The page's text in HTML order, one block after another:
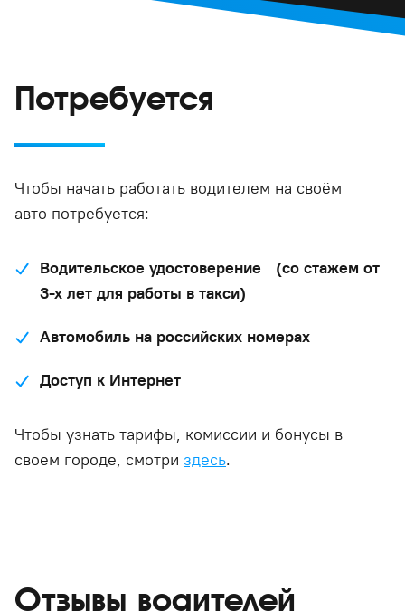
Потребуется
Чтобы начать работать водителем на своём
авто потребуется:
Водительское удостоверение (со стажем от
3-х лет для работы в такси)
Автомобиль на российских номерах
Доступ к Интернет
Чтобы узнать тарифы, комиссии и бонусы в
своем городе, смотри здесь.
Отзывы водителей